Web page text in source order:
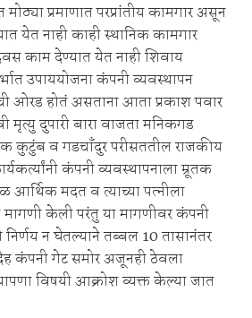
प्रमाणात परप्रांतीय कामगार असून
येत नाही काही स्थानिक कामगार
काम देण्यात येत नाही शिवाय
उपाययोजना कंपनी व्यवस्थापन
ओरड होतं असताना आता प्रकाश पवार
मृत्यु दुपारी बारा वाजता मनिकगड
कुटुंब व गडचाँदुर परीसततील राजकीय
कंपनी व्यवस्थापनाला म्रूतक
आर्थिक मदत व त्याच्या पत्नीला
मागणी केली परंतु या मागणीवर कंपनी
न घेतल्याने तब्बल 10 तासानंतर
कंपनी गेट समोर अजूनही ठेवला
विषयी आक्रोश व्यक्त केल्या जात